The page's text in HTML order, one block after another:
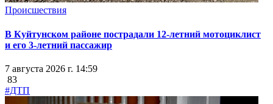
Происшествия
В Куйтунском районе пострадали 12-летний мотоциклист
и его 3-летний пассажир
7 августа 2026 г. 14:59
83
#ДТП